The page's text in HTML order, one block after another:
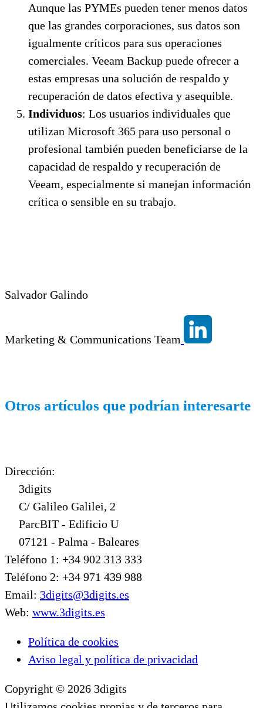
Aunque las PYMEs pueden tener menos datos
que las grandes corporaciones, sus datos son
igualmente críticos para sus operaciones
comerciales. Veeam Backup puede ofrecer a
estas empresas una solución de respaldo y
recuperación de datos efectiva y asequible.
Individuos: Los usuarios individuales que
utilizan Microsoft 365 para uso personal o
profesional también pueden beneficiarse de la
capacidad de respaldo y recuperación de
Veeam, especialmente si manejan información
crítica o sensible en su trabajo.
Salvador Galindo
Marketing & Communications Team
Otros artículos que podrían interesarte
Dirección:
3digits
C/ Galileo Galilei, 2
ParcBIT - Edificio U
07121 - Palma - Baleares
Teléfono 1: +34 902 313 333
Teléfono 2: +34 971 439 988
Email: 3digits@3digits.es
Web: www.3digits.es
Política de cookies
Aviso legal y política de privacidad
Copyright © 2026 3digits